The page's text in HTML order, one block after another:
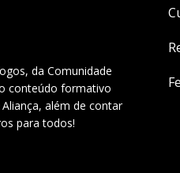
da Comunidade
conteúdo formativo
além de contar
para todos!